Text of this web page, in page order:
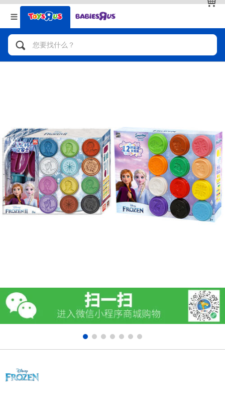
返回
分类目录
人气英雄，角色扮演，射击玩具
玩具车，货车，火车及遥控系列
手工艺，文具，蜡笔，泥胶，画板
娃娃，芭比，收藏公仔
益智学习玩具
户外及运动产品
模仿，化妆及造型系列
返回
品牌
查看全部